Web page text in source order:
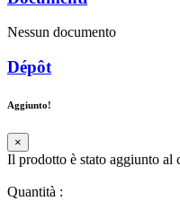
Nessun documento
Dépôt
Aggiunto!
×
Il prodotto è stato aggiunto al
Quantità :